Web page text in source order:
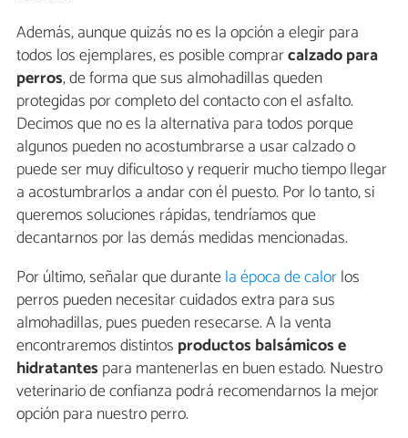
Además, aunque quizás no es la opción a elegir para
todos los ejemplares, es posible comprarcalzado para
perros, de forma que sus almohadillas queden
protegidas por completo del contacto con el asfalto.
Decimos que no es la alternativa para todos porque
algunos pueden no acostumbrarse a usar calzado o
puede ser muy dificultoso y requerir mucho tiempo llegar
a acostumbrarlos a andar con él puesto. Por lo tanto, si
queremos soluciones rápidas, tendríamos que
decantarnos por las demás medidas mencionadas.
Por último, señalar que durantela época de calorlos
perros pueden necesitar cuidados extra para sus
almohadillas, pues pueden resecarse. A la venta
encontraremos distintos productos balsámicos e
hidratantes para mantenerlas en buen estado. Nuestro
veterinario de confianza podrá recomendarnos la mejor
opción para nuestro perro.